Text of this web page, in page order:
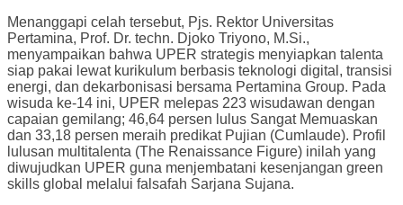
Menanggapi celah tersebut, Pjs. Rektor Universitas
Pertamina, Prof. Dr. techn. Djoko Triyono, M.Si.,
menyampaikan bahwa UPER strategis menyiapkan talenta
siap pakai lewat kurikulum berbasis teknologi digital, transisi
energi, dan dekarbonisasi bersama Pertamina Group. Pada
wisuda ke-14 ini, UPER melepas 223 wisudawan dengan
capaian gemilang; 46,64 persen lulus Sangat Memuaskan
dan 33,18 persen meraih predikat Pujian (Cumlaude). Profil
lulusan multitalenta (The Renaissance Figure) inilah yang
diwujudkan UPER guna menjembatani kesenjangan green
skills global melalui falsafah Sarjana Sujana.